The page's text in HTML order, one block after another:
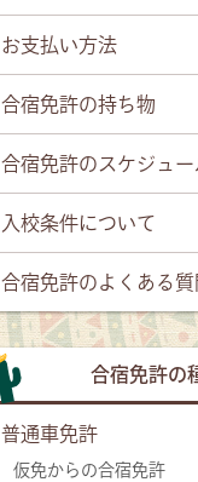
お支払い方法
合宿免許の持ち物
合宿免許のスケジュ
入校条件について
合宿免許のよくある
合宿免許の
普通車免許
仮免からの合宿免許